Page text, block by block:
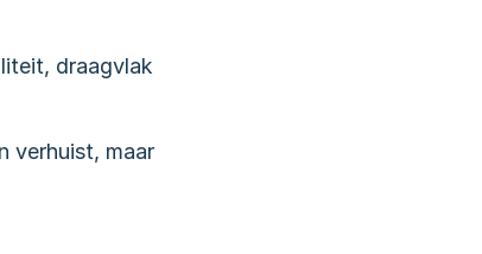
draagvlak
verhuist, maar